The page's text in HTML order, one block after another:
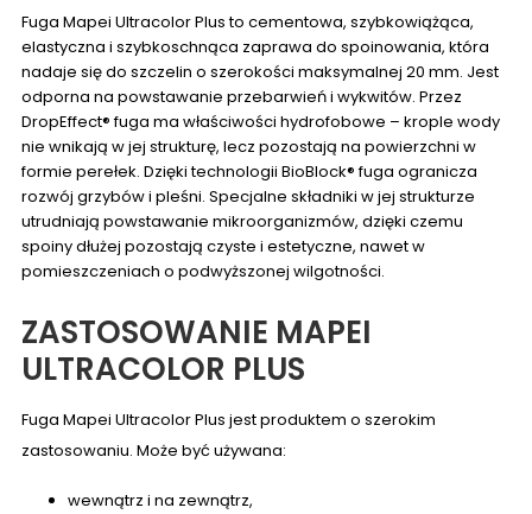
Fuga Mapei Ultracolor Plus to cementowa, szybkowiążąca,
elastyczna i szybkoschnąca zaprawa do spoinowania, która
nadaje się do szczelin o szerokości maksymalnej 20 mm. Jest
odporna na powstawanie przebarwień i wykwitów. Przez
DropEffect® fuga ma właściwości hydrofobowe – krople wody
nie wnikają w jej strukturę, lecz pozostają na powierzchni w
formie perełek. Dzięki technologii BioBlock® fuga ogranicza
rozwój grzybów i pleśni. Specjalne składniki w jej strukturze
utrudniają powstawanie mikroorganizmów, dzięki czemu
spoiny dłużej pozostają czyste i estetyczne, nawet w
pomieszczeniach o podwyższonej wilgotności.
ZASTOSOWANIE MAPEI
ULTRACOLOR PLUS
Fuga Mapei Ultracolor Plus jest produktem o szerokim
zastosowaniu. Może być używana:
wewnątrz i na zewnątrz,